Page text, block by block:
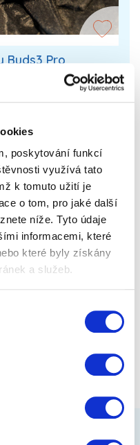
poskytování funkcí
využívá tato
k tomuto užití je
o tom, pro jaké další
níže. Tyto údaje
informacemi, které
které byly získány
a služeb.
Buds3 Pro
nabídnou křišťálově
Zobrazit více